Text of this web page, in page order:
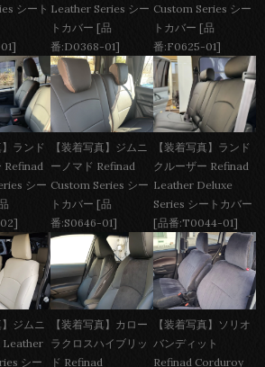
シート Leather Series シー
トカバー [品
番:D0368-01]
Custom Series シー
トカバー [品
番:F0625-01]
】ランド
Refinad
シー
【装着写真】ジムニ
ーノマド Refinad
Custom Series シー
トカバー [品
番:S0646-01]
【装着写真】ランド
クルーザー Refinad
Leather Deluxe
Series シートカバー
[品番:T0044-01]
】ジムニ
Leather
シー
【装着写真】カロー
ラクロスハイブリッ
ド Refinad
【装着写真】ソリオ
バンディット
Refinad Corduroy